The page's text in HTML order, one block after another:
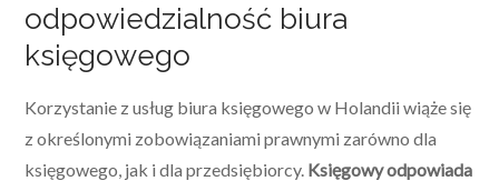
odpowiedzialność biura
księgowego
Korzystanie z usług biura księgowego w Holandii wiąże się
z określonymi zobowiązaniami prawnymi zarówno dla
księgowego, jak i dla przedsiębiorcy. Księgowy odpowiada